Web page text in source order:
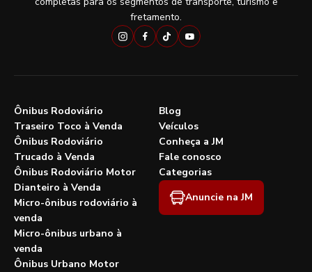
fretamento.
Ônibus Rodoviário
Traseiro Toco à Venda
Ônibus Rodoviário
Trucado à Venda
Ônibus Rodoviário Motor
Dianteiro à Venda
Micro-ônibus rodoviário à
venda
Micro-ônibus urbano à
venda
Ônibus Urbano Motor
Blog
Veículos
Conheça a JM
Fale conosco
Categorias
Anuncie na JM